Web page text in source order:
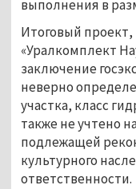
выполнения в
Итоговый
«Уралкомплект
заключение
неверно
участка, класс
также не учтено
подлежащей
культурного
ответственности.